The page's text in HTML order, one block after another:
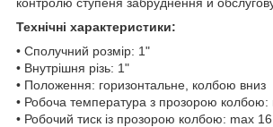
Технічні характеристики:
• Сполучний розмір: 1"
• Внутрішня різь: 1"
• Положення: горизонтальне, колбою вниз
• Робоча температура з прозорою колбою:
• Робочий тиск із прозорою колбою: max 16